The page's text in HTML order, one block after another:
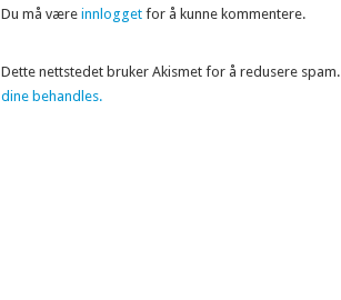
Du må være innlogget for å kunne kommentere.
Dette nettstedet bruker Akismet for å redusere spam.
dine behandles.